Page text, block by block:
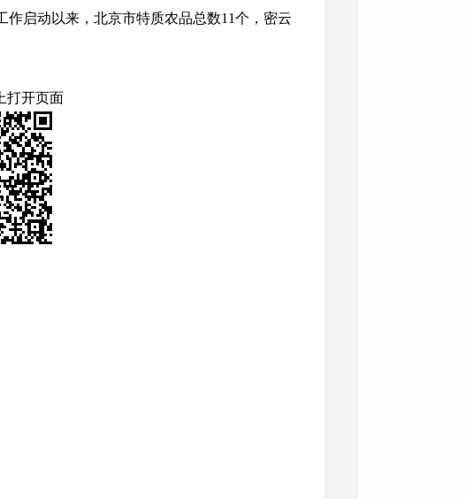
作启动以来，北京市特质农品总数11个，密云
打开页面